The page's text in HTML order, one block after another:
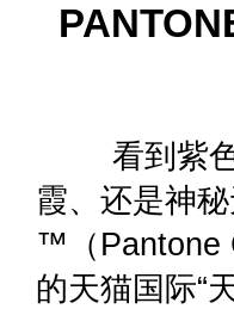
看到紫色
霞、还是神
™（Pantone
的天猫国际“